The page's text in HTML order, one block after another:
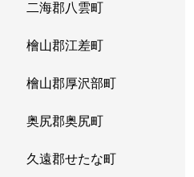
二海郡八雲町
檜山郡江差町
檜山郡厚沢部町
奥尻郡奥尻町
久遠郡せたな町